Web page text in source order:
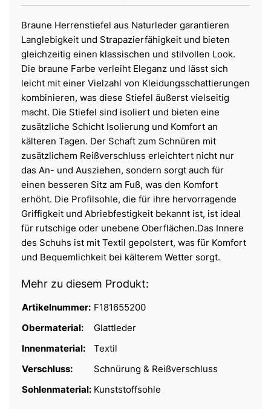
Braune Herrenstiefel aus Naturleder garantieren
Langlebigkeit und Strapazierfähigkeit und bieten
gleichzeitig einen klassischen und stilvollen Look.
Die braune Farbe verleiht Eleganz und lässt sich
leicht mit einer Vielzahl von Kleidungsschattierungen
kombinieren, was diese Stiefel äußerst vielseitig
macht. Die Stiefel sind isoliert und bieten eine
zusätzliche Schicht Isolierung und Komfort an
kälteren Tagen. Der Schaft zum Schnüren mit
zusätzlichem Reißverschluss erleichtert nicht nur
das An- und Ausziehen, sondern sorgt auch für
einen besseren Sitz am Fuß, was den Komfort
erhöht. Die Profilsohle, die für ihre hervorragende
Griffigkeit und Abriebfestigkeit bekannt ist, ist ideal
für rutschige oder unebene Oberflächen.Das Innere
des Schuhs ist mit Textil gepolstert, was für Komfort
und Bequemlichkeit bei kälterem Wetter sorgt.
Mehr zu diesem Produkt:
Artikelnummer: F181655200
Obermaterial:
Glattleder
Innenmaterial:
Textil
Verschluss:
Schnürung & Reißverschluss
Sohlenmaterial: Kunststoffsohle